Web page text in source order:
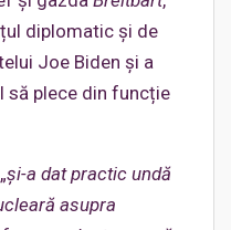
diplomatic și de
Joe Biden și a
să plece din funcție
și-a dat practic undă
asupra